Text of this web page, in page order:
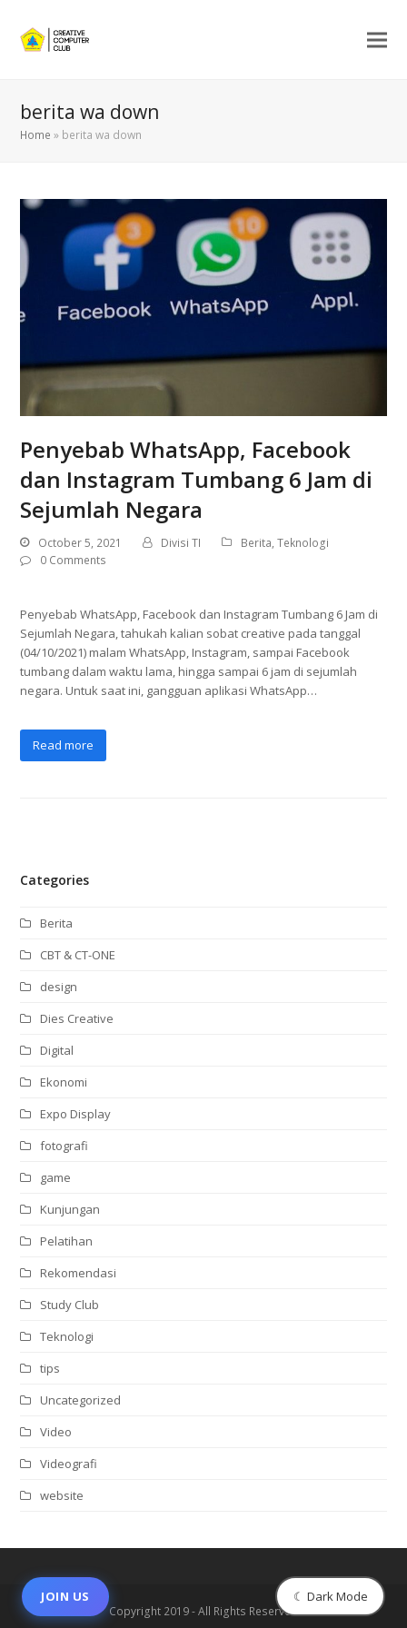
berita wa down
Home » berita wa down
Penyebab WhatsApp, Facebook
dan Instagram Tumbang 6 Jam di
Sejumlah Negara
October 5, 2021 Divisi TI Berita,Teknologi
0 Comments
Penyebab WhatsApp, Facebook dan Instagram Tumbang 6 Jam di
Sejumlah Negara, tahukah kalian sobat creative pada tanggal
(04/10/2021) malam WhatsApp, Instagram, sampai Facebook
tumbang dalam waktu lama, hingga sampai 6 jam di sejumlah
negara. Untuk saat ini, gangguan aplikasi WhatsApp…
Read more
Categories
Berita
CBT & CT-ONE
design
Dies Creative
Digital
Ekonomi
Expo Display
fotografi
game
Kunjungan
Pelatihan
Rekomendasi
Study Club
Teknologi
tips
Uncategorized
Video
Videografi
website
Copyright 2019 - All Rights Reserved
JOIN US ☾ Dark Mode